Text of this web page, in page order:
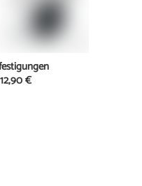
12,90 €